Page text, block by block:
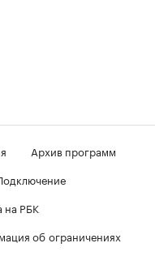
Архив программ
на РБК
об ограничениях